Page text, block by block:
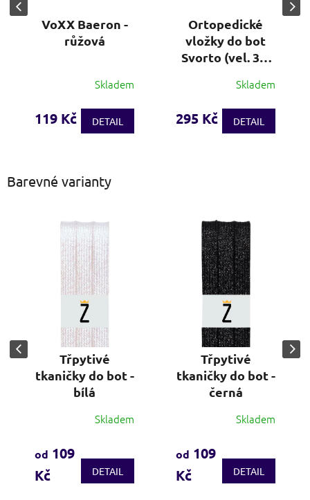
VoXX Baeron -
růžová
Skladem
119 Kč DETAIL
Ortopedické
vložky do bot
Svorto (vel. 36-
produktu
je
Skladem
295 Kč DETAIL
Barevné varianty
Třpytivé
tkaničky do bot -
bílá
produktu
je
3,7
Skladem
od 109
Kč
DETAIL
Třpytivé
tkaničky do bot -
černá
produktu
je
3,4
Skladem
od 109
Kč
DETAIL